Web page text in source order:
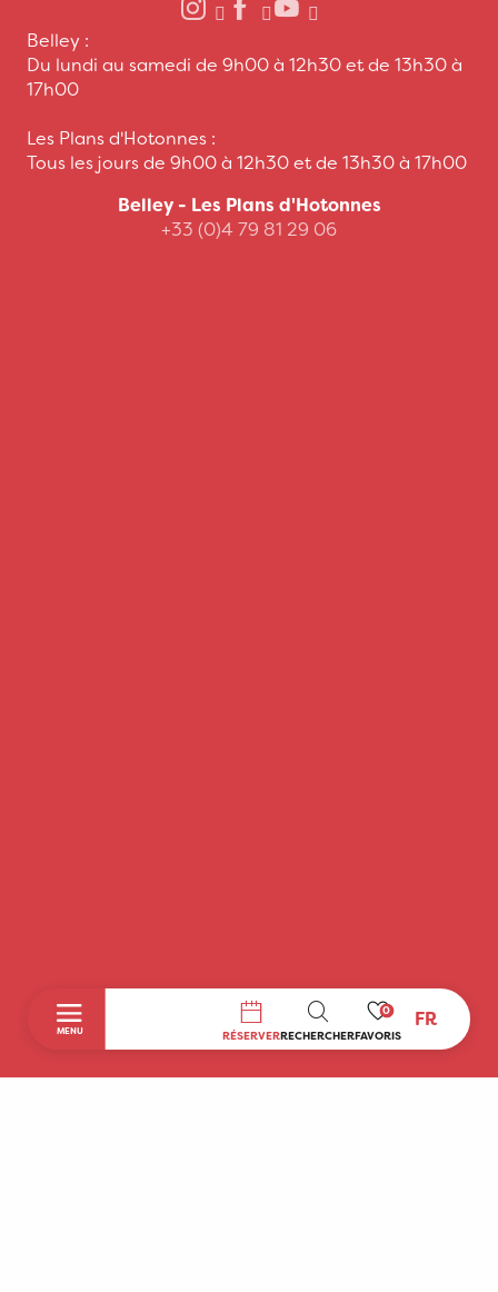
MENU RÉSERVERRECHERCHER
RECHERCHE
0
FAVORIS
FR
Belley :
Du lundi au samedi de 9h00 à 12h30 et de 13h30 à
17h00
Les Plans d'Hotonnes :
Tous les jours de 9h00 à 12h30 et de 13h30 à 17h00
Belley - Les Plans d'Hotonnes
+33 (0)4 79 81 29 06